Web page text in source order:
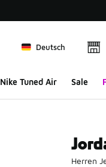
Deutsch
Nike Tuned Air Sale
Herren